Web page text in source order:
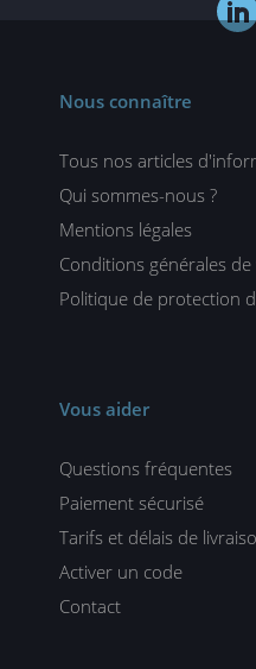

Nous connaître
Tous nos articles
Qui sommes-nous ?
Mentions légales
Conditions générales
Politique de protection
Vous aider
Questions fréquentes
Paiement sécurisé
Tarifs et délais de
Activer un code
Contact